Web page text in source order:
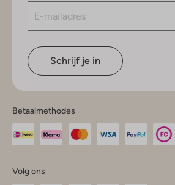
Schrijf je in
Betaalmethodes
Volg ons